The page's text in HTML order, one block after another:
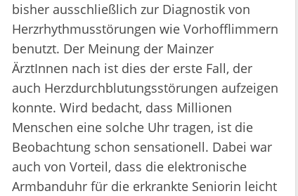
bisher ausschließlich zur Diagnostik von
Herzrhythmusstörungen wie Vorhofflimmern
benutzt. Der Meinung der Mainzer
ÄrztInnen nach ist dies der erste Fall, der
auch Herzdurchblutungsstörungen aufzeigen
konnte. Wird bedacht, dass Millionen
Menschen eine solche Uhr tragen, ist die
Beobachtung schon sensationell. Dabei war
auch von Vorteil, dass die elektronische
Armbanduhr für die erkrankte Seniorin leicht